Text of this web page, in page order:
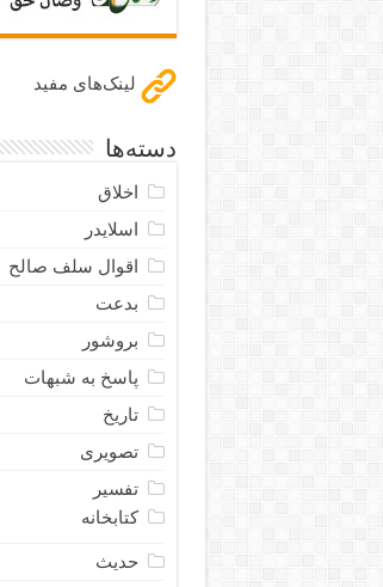
لینک‌های مفید
دسته‌ها
اخلاق
اسلایدر
اقوال سلف صالح
بدعت
بروشور
پاسخ به شبهات
تاریخ
تصویری
تفسیر
کتابخانه
حدیث